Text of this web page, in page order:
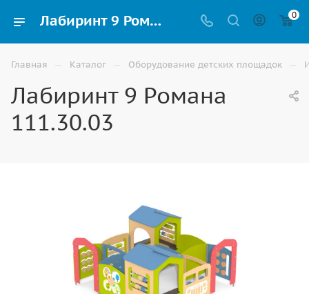
Лабиринт 9 Романа 111.30.03 на улицу для детской площадки купить в Волгограде 0
Главная — Каталог — Оборудование детских площадок —
Лабиринт 9 Романа
111.30.03